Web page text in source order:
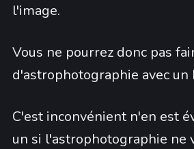
l'image.
Vous ne pourrez donc pas
d'astrophotographie avec un
C'est inconvénient n'en est
un si l'astrophotographie ne